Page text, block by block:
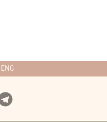
ENG